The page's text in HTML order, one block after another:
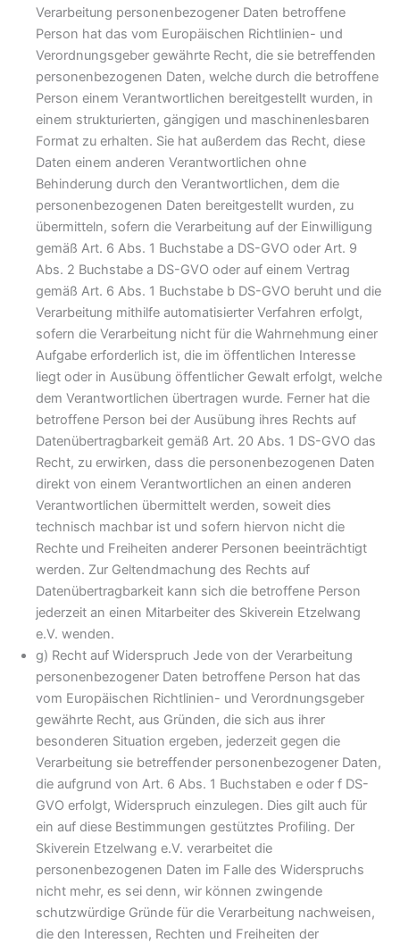
Verarbeitung personenbezogener Daten betroffene
Person hat das vom Europäischen Richtlinien- und
Verordnungsgeber gewährte Recht, die sie betreffenden
personenbezogenen Daten, welche durch die betroffene
Person einem Verantwortlichen bereitgestellt wurden, in
einem strukturierten, gängigen und maschinenlesbaren
Format zu erhalten. Sie hat außerdem das Recht, diese
Daten einem anderen Verantwortlichen ohne
Behinderung durch den Verantwortlichen, dem die
personenbezogenen Daten bereitgestellt wurden, zu
übermitteln, sofern die Verarbeitung auf der Einwilligung
gemäß Art. 6 Abs. 1 Buchstabe a DS-GVO oder Art. 9
Abs. 2 Buchstabe a DS-GVO oder auf einem Vertrag
gemäß Art. 6 Abs. 1 Buchstabe b DS-GVO beruht und die
Verarbeitung mithilfe automatisierter Verfahren erfolgt,
sofern die Verarbeitung nicht für die Wahrnehmung einer
Aufgabe erforderlich ist, die im öffentlichen Interesse
liegt oder in Ausübung öffentlicher Gewalt erfolgt, welche
dem Verantwortlichen übertragen wurde. Ferner hat die
betroffene Person bei der Ausübung ihres Rechts auf
Datenübertragbarkeit gemäß Art. 20 Abs. 1 DS-GVO das
Recht, zu erwirken, dass die personenbezogenen Daten
direkt von einem Verantwortlichen an einen anderen
Verantwortlichen übermittelt werden, soweit dies
technisch machbar ist und sofern hiervon nicht die
Rechte und Freiheiten anderer Personen beeinträchtigt
werden. Zur Geltendmachung des Rechts auf
Datenübertragbarkeit kann sich die betroffene Person
jederzeit an einen Mitarbeiter des Skiverein Etzelwang
e.V. wenden.
g) Recht auf Widerspruch Jede von der Verarbeitung
personenbezogener Daten betroffene Person hat das
vom Europäischen Richtlinien- und Verordnungsgeber
gewährte Recht, aus Gründen, die sich aus ihrer
besonderen Situation ergeben, jederzeit gegen die
Verarbeitung sie betreffender personenbezogener Daten,
die aufgrund von Art. 6 Abs. 1 Buchstaben e oder f DS-
GVO erfolgt, Widerspruch einzulegen. Dies gilt auch für
ein auf diese Bestimmungen gestütztes Profiling. Der
Skiverein Etzelwang e.V. verarbeitet die
personenbezogenen Daten im Falle des Widerspruchs
nicht mehr, es sei denn, wir können zwingende
schutzwürdige Gründe für die Verarbeitung nachweisen,
die den Interessen, Rechten und Freiheiten der